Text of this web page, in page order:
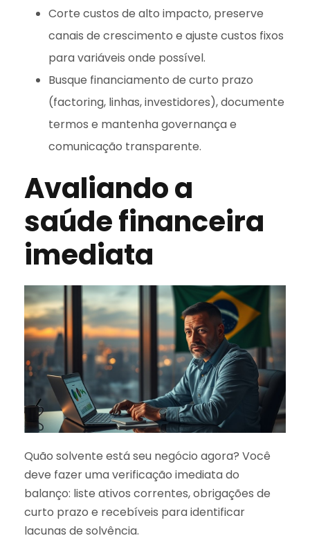
Corte custos de alto impacto, preserve
canais de crescimento e ajuste custos fixos
para variáveis onde possível.
Busque financiamento de curto prazo
(factoring, linhas, investidores), documente
termos e mantenha governança e
comunicação transparente.
Avaliando a
saúde financeira
imediata
Quão solvente está seu negócio agora? Você
deve fazer uma verificação imediata do
balanço: liste ativos correntes, obrigações de
curto prazo e recebíveis para identificar
lacunas de solvência.